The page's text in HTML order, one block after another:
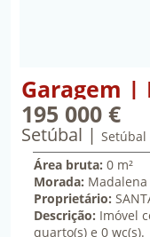
Propriedade
Garagem |
195 000 €
cento e noventa
Setúbal
Setúbal
Área bruta: 0 m²
Morada:
Proprietário:
Descrição: Imóvel
quarto(s) e 0 wc(s).